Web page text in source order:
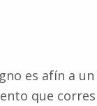
es afín a
que